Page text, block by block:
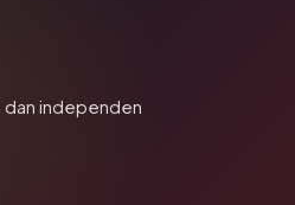
independen